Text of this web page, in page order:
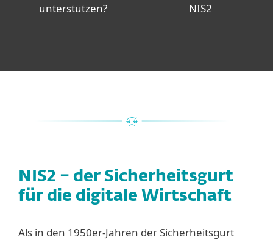
unterstützen?
NIS2
NIS2 – der Sicherheitsgurt
für die digitale Wirtschaft
Als in den 1950er-Jahren der Sicherheitsgurt